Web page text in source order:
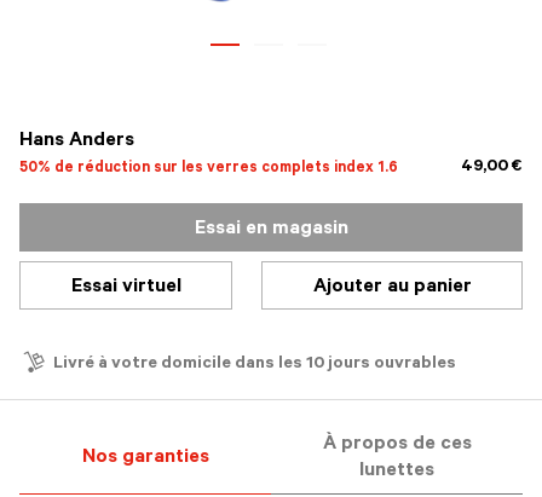
Hans Anders
50% de réduction sur les verres complets index 1.6 49,00 €
Essai en magasin
Essai virtuel Ajouter au panier
Livré à votre domicile dans les 10 jours ouvrables
Nos garanties
À propos de ces
lunettes